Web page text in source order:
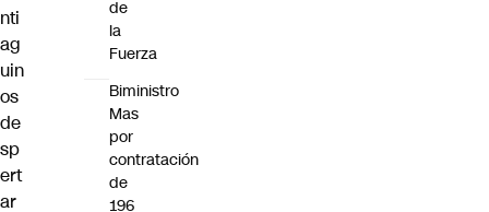
nti
ag
uin
os
de
sp
ert
ar
de
la
Fuerza
Biministro
Mas
por
contratación
de
196